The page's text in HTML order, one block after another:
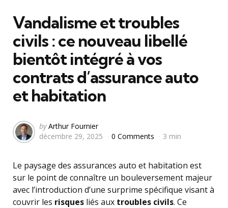
Vandalisme et troubles
civils : ce nouveau libellé
bientôt intégré à vos
contrats d’assurance auto
et habitation
Posted
by
by Arthur Fournier
décembre 29, 2025
0 Comments 3 min
Le paysage des assurances auto et habitation est
sur le point de connaître un bouleversement majeur
avec l’introduction d’une surprime spécifique visant à
couvrir les risques liés aux troubles civils. Ce